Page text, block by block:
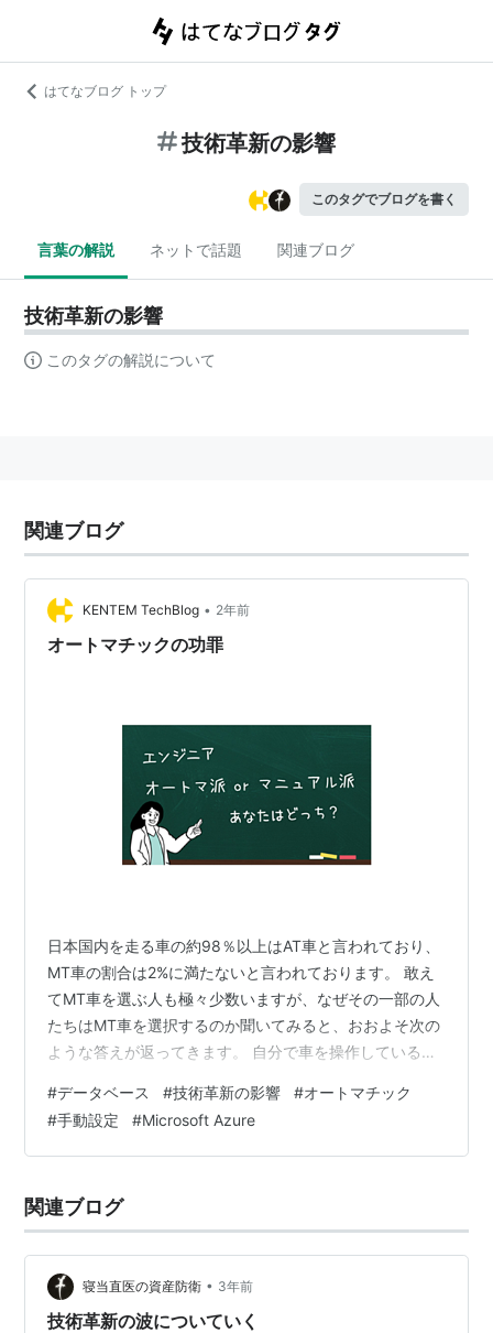
はてなブログ トップ
技術革新の影響
このタグでブログを書く
言葉の解説 ネットで話題 関連ブログ
技術革新の影響
このタグの解説について
関連ブログ
KENTEM TechBlog • 2年前
オートマチックの功罪
日本国内を走る車の約98％以上はAT車と言われており、
MT車の割合は2%に満たないと言われております。 敢え
てMT車を選ぶ人も極々少数いますが、なぜその一部の人
たちはMT車を選択するのか聞いてみると、おおよそ次の
ような答えが返ってきます。 自分で車を操作している感
りやすい メンテナンスが楽である １つ目については個人
の感性なので、「それが好きだから！」と言われたらそ
れ以上は何も言えないですが、２～４については果たし
その通りだったかもしれません。が、技術が進歩した昨
今、AT車でも燃費の面で負…
#データベース #技術革新の影響 #オートマチック
#手動設定 #Microsoft Azure
関連ブログ
寝当直医の資産防衛 • 3年前
技術革新の波についていく